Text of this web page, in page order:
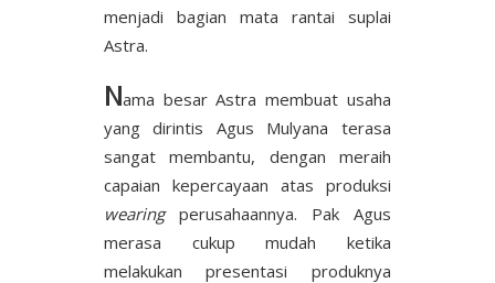
menjadi bagian mata rantai suplai
Astra.
Nama besar Astra membuat usaha
yang dirintis Agus Mulyana terasa
sangat membantu, dengan meraih
capaian kepercayaan atas produksi
wearingperusahaannya. Pak Agus
merasa cukup mudah ketika
melakukan presentasi produknya